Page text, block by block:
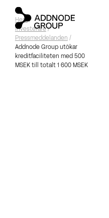
Hem/
Investerare/
Pressmeddelanden /
Addnode Group utökar
kreditfaciliteten med 500
MSEK till totalt 1 600 MSEK